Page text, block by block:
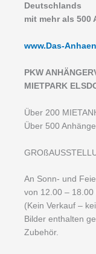
Deutschlands
mit mehr als 500
www.Das-
P KW
MIETPARK
Über 200
Über 500
An Sonn- und
von 12.00 – 18.00
(Kein Verkauf –
Bilder enthalten
Zubehör.